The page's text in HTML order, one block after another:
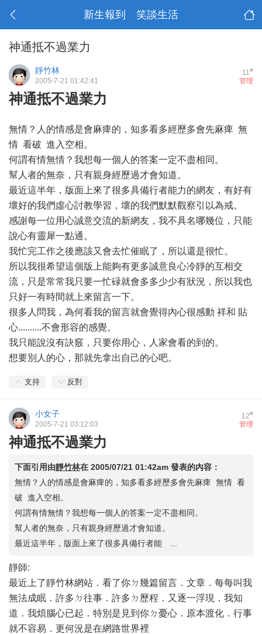
新生報到 笑談生活
神通抵不過業力
11#
靜竹林
管理
2005-7-21 01:42:41
神通抵不過業力
無情？人的情感是會麻痺的，知多看多經歷多會先麻痺 無
情 看破 進入空相。
何謂有情無情？我想每一個人的答案一定不盡相同。
幫人者的無奈，只有親身經歷過才會知道。
最近這半年，版面上來了很多具備行者能力的網友，有好有
壞好的我們虛心討教學習，壞的我們默默觀察引以為戒。
感謝每一位用心誠意交流的新網友，我不具名哪幾位，只能
說心有靈犀一點通。
我忙完工作之後應該又會去忙催眠了，所以還是很忙。
所以我很希望這個版上能夠有更多誠意良心冷靜的互相交
流，只是常常我只要一忙碌就會多多少少有狀況，所以我也
只好一有時間就上來留言一下。
很多人問我，為何看我的留言就會覺得內心很感動 祥和 貼
心..........不會形容的感覺。
我只能說沒有訣竅，只要你用心，人家會看的到的。
想要別人的心，那就先拿出自己的心吧。
支持 反對
12#
小女子
管理
2005-7-21 03:12:03
神通抵不過業力
下面引用由靜竹林在 2005/07/21 01:42am 發表的內容：
無情？人的情感是會麻痺的，知多看多經歷多會先麻痺 無情 看
破 進入空相。
何謂有情無情？我想每一個人的答案一定不盡相同。
幫人者的無奈，只有親身經歷過才會知道。
最近這半年，版面上來了很多具備行者能 ...
靜師:
最近上了靜竹林網站．看了你ㄉ幾篇留言．文章．每每叫我
無法成眠．許多ㄉ往事．許多ㄉ歷程．又逐一浮現．我知
道．我煩腦心已起．特別是見到你ㄉ憂心．原本渡化．行事
就不容易．更何況是在網路世界裡